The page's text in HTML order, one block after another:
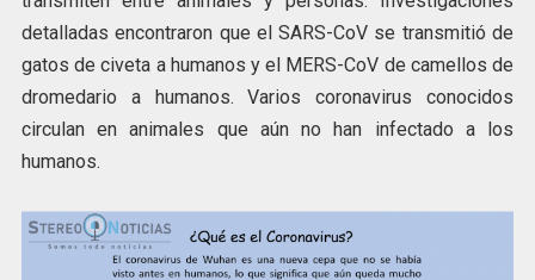
detalladas encontraron que el SARS-CoV se transmitió de
gatos de civeta a humanos y el MERS-CoV de camellos de
dromedario a humanos. Varios coronavirus conocidos
circulan en animales que aún no han infectado a los
humanos.